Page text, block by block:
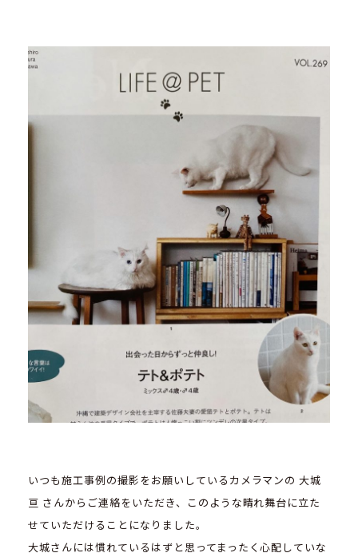
いつも施工事例の撮影をお願いしているカメラマンの 大城
亘 さんからご連絡をいただき、このような晴れ舞台に立た
せていただけることになりました。
大城さんには慣れているはずと思ってまったく心配していな